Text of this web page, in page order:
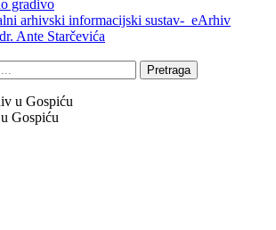
gradivo
arhivski informacijski sustav- eArhiv
Ante Starčevića
Pretraga
Gospiću